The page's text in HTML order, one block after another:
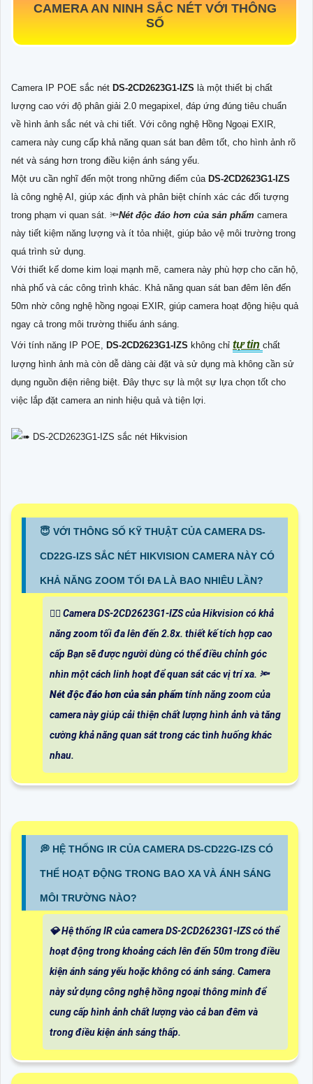
CAMERA AN NINH SẮC NÉT VỚI THÔNG
SỐ
Camera IP POE sắc nét DS-2CD2623G1-IZS là một thiết bị chất
lượng cao với độ phân giải 2.0 megapixel, đáp ứng đúng tiêu chuẩn
về hình ảnh sắc nét và chi tiết. Với công nghệ Hồng Ngoại EXIR,
camera này cung cấp khả năng quan sát ban đêm tốt, cho hình ảnh rõ
nét và sáng hơn trong điều kiện ánh sáng yếu.
Một ưu cần nghĩ đến một trong những điểm của DS-2CD2623G1-IZS
là công nghệ AI, giúp xác định và phân biệt chính xác các đối tượng
trong phạm vi quan sát. 🔦Nét độc đáo hơn của sản phẩm camera
này tiết kiệm năng lượng và ít tỏa nhiệt, giúp bảo vệ môi trường trong
quá trình sử dụng.
Với thiết kế dome kim loại mạnh mẽ, camera này phù hợp cho căn hộ,
nhà phố và các công trình khác. Khả năng quan sát ban đêm lên đến
50m nhờ công nghệ hồng ngoại EXIR, giúp camera hoạt động hiệu quả
ngay cả trong môi trường thiếu ánh sáng.
Với tính năng IP POE, DS-2CD2623G1-IZS không chỉ tự tin chất
lượng hình ảnh mà còn dễ dàng cài đặt và sử dụng mà không cần sử
dụng nguồn điện riêng biệt. Đây thực sự là một sự lựa chọn tốt cho
việc lắp đặt camera an ninh hiệu quả và tiện lợi.
😇 VỚI THÔNG SỐ KỸ THUẬT CỦA CAMERA DS-
CD22G-IZS SẮC NÉT HIKVISION CAMERA NÀY CÓ
KHẢ NĂNG ZOOM TỐI ĐA LÀ BAO NHIÊU LẦN?
🙆‍♀️ Camera DS-2CD2623G1-IZS của Hikvision có khả
năng zoom tối đa lên đến 2.8x. thiết kế tích hợp cao
cấp Bạn sẽ được người dùng có thể điều chỉnh góc
nhìn một cách linh hoạt để quan sát các vị trí xa. 🔦
Nét độc đáo hơn của sản phẩm tính năng zoom của
camera này giúp cải thiện chất lượng hình ảnh và tăng
cường khả năng quan sát trong các tình huống khác
nhau.
️💭 HỆ THỐNG IR CỦA CAMERA DS-CD22G-IZS CÓ
THỂ HOẠT ĐỘNG TRONG BAO XA VÀ ÁNH SÁNG
MÔI TRƯỜNG NÀO?
💎 Hệ thống IR của camera DS-2CD2623G1-IZS có thể
hoạt động trong khoảng cách lên đến 50m trong điều
kiện ánh sáng yếu hoặc không có ánh sáng. Camera
này sử dụng công nghệ hồng ngoại thông minh để
cung cấp hình ảnh chất lượng vào cả ban đêm và
trong điều kiện ánh sáng thấp.